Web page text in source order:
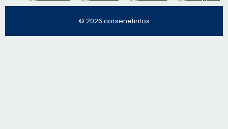
© 2026 corsenetinfos